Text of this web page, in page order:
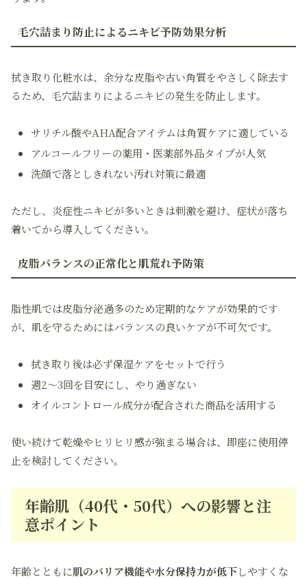
毛穴詰まり防止によるニキビ予防効果分析
拭き取り化粧水は、余分な皮脂や古い角質をやさしく除去す
るため、毛穴詰まりによるニキビの発生を防止します。
サリチル酸やAHA配合アイテムは角質ケアに適している
アルコールフリーの薬用・医薬部外品タイプが人気
洗顔で落としきれない汚れ対策に最適
ただし、炎症性ニキビが多いときは刺激を避け、症状が落ち
着いてから導入してください。
皮脂バランスの正常化と肌荒れ予防策
脂性肌では皮脂分泌過多のため定期的なケアが効果的です
が、肌を守るためにはバランスの良いケアが不可欠です。
拭き取り後は必ず保湿ケアをセットで行う
週2〜3回を目安にし、やり過ぎない
オイルコントロール成分が配合された商品を活用する
使い続けて乾燥やヒリヒリ感が強まる場合は、即座に使用停
止を検討してください。
年齢肌（40代・50代）への影響と注
意ポイント
年齢とともに肌のバリア機能や水分保持力が低下しやすくな